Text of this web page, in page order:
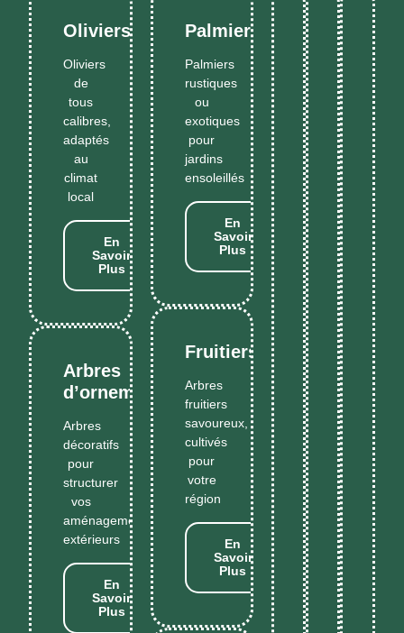
Oliviers
Oliviers
de
tous
calibres,
adaptés
au
climat
local
En
Savoir
Plus
Arbres
d’ornement
Arbres
décoratifs
pour
structurer
vos
aménagements
extérieurs
En
Savoir
Plus
Palmiers
Palmiers
rustiques
ou
exotiques
pour
jardins
ensoleillés
En
Savoir
Plus
Fruitiers
Arbres
fruitiers
savoureux,
cultivés
pour
votre
région
En
Savoir
Plus
Plantes
Essences
typiques
du
sud,
résistantes
et
décoratives
Savoir
Plus
Plantes
de
haies
Végétaux
pour
haies
denses
et
faciles
Plus
et